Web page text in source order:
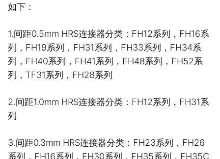
如下：
1.间距0.5mm HRS连接器分类：FH12系列，FH16系
列，FH19系列，FH31系列，FH33系列，FH34系
列，FH40系列，FH41系列，FH48系列，FH52系
列，TF31系列，FH28系列
2.间距1.0mm HRS连接器分类：FH12系列，FH31系
列
3.间距0.3mm HRS连接器分类：FH23系列，FH26
系列，FH16系列，FH30系列，FH35系列，FH35C